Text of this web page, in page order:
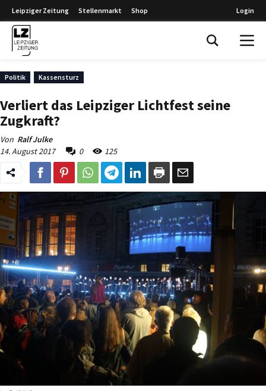
Leipziger Zeitung Stellenmarkt Shop Login
Politik Kassensturz
Verliert das Leipziger Lichtfest seine
Zugkraft?
Von Ralf Julke
14. August 2017
0 125